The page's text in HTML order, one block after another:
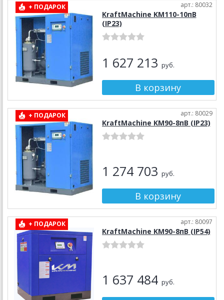
+ ПОДАРОК арт.: 80032
KraftMachine KM110-10пВ
(IP23)
1 627 213 руб.
+ ПОДАРОК арт.: 80029
KraftMachine KM90-8пВ (IP23)
1 274 703 руб.
+ ПОДАРОК арт.: 80097
KraftMachine KM90-8пВ (IP54)
1 637 484 руб.